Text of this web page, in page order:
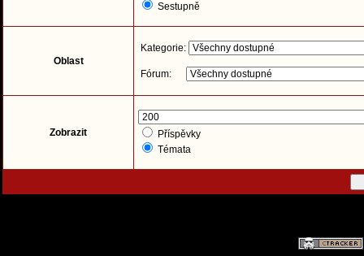
Sestupně
Oblast
Kategorie:
Fórum:
Zobrazit
Příspěvky
Témata